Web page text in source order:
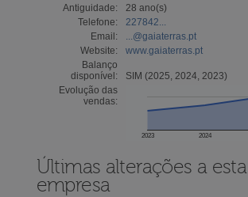
Antiguidade:
28 ano(s)
Telefone:
227842...
Email:
...@gaiaterras.pt
Website:
www.gaiaterras.pt
Balanço
disponível:
SIM (2025, 2024, 2023)
Evolução das
vendas:
2023 2024
Últimas alterações a esta
empresa